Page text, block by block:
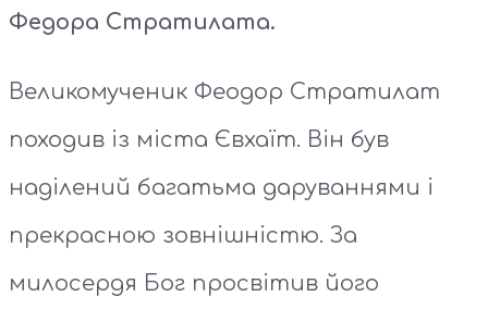
Федора Стратилата.
Великомученик Феодор Стратилат
походив із міста Євхаїт. Він був
наділений багатьма даруваннями і
прекрасною зовнішністю. За
милосердя Бог просвітив його